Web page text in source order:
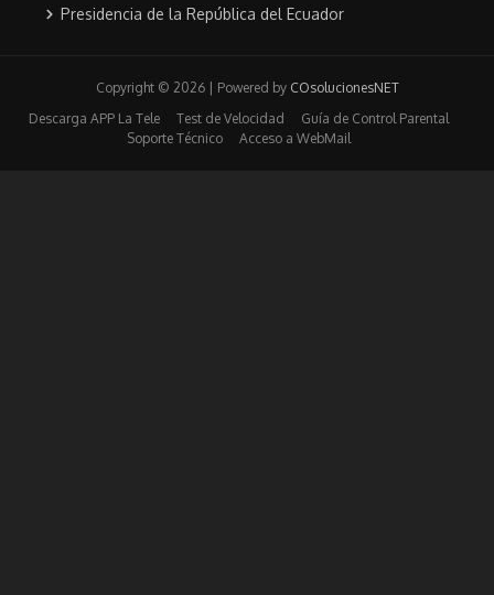
Presidencia de la República del Ecuador
Copyright © 2026 | Powered by COsolucionesNET
Descarga APP La Tele
Test de Velocidad
Guía de Control Parental
Soporte Técnico
Acceso a WebMail